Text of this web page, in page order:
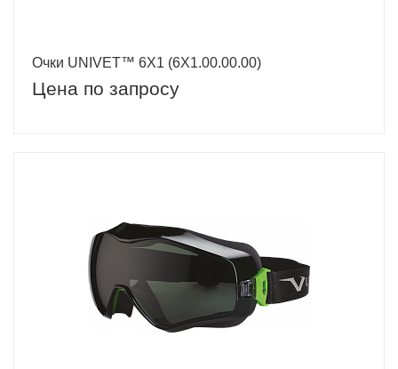
Очки UNIVET™ 6Х1 (6Х1.00.00.00)
Цена по запросу